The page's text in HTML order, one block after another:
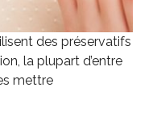
des préservatifs
la plupart d’entre
mettre